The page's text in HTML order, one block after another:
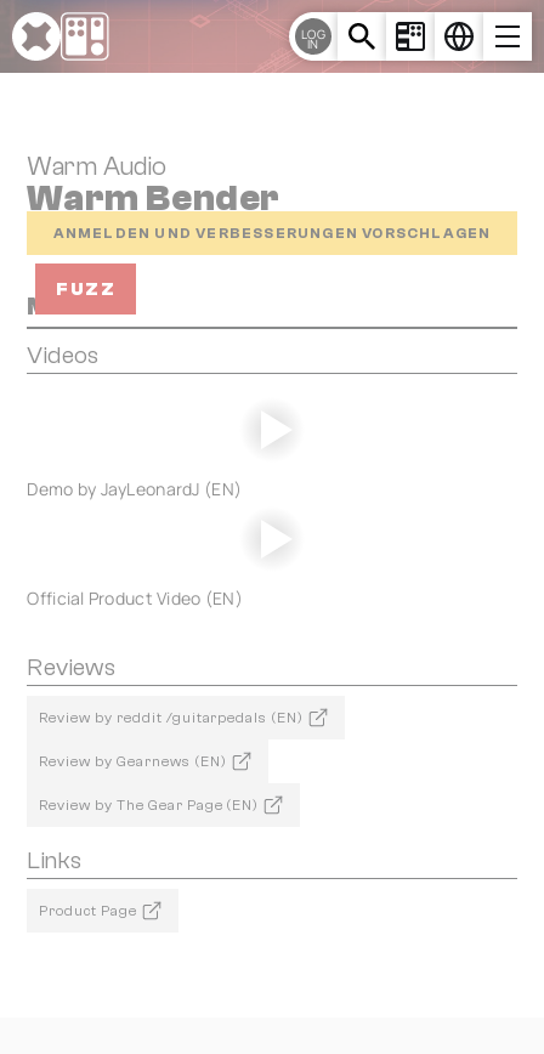
Cookie-Einstellungen
LOG
IN
Warm Audio
Warm Bender
ANMELDEN UND VERBESSERUNGEN VORSCHLAGEN
FUZZ
Media
Videos
Demo by JayLeonardJ (EN)
Official Product Video (EN)
Reviews
Review by reddit /guitarpedals (EN)
Review by Gearnews (EN)
Review by The Gear Page (EN)
Links
Product Page